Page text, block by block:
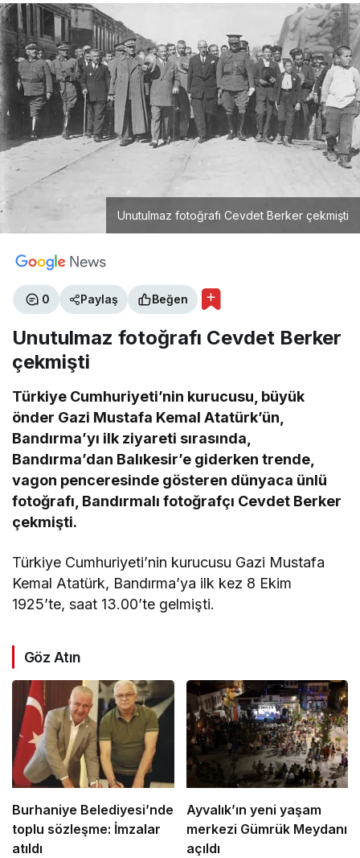
Unutulmaz fotoğrafı Cevdet Berker çekmişti
0 Paylaş Beğen
Unutulmaz fotoğrafı Cevdet Berker
çekmişti
Türkiye Cumhuriyeti’nin kurucusu, büyük
önder Gazi Mustafa Kemal Atatürk’ün,
Bandırma’yı ilk ziyareti sırasında,
Bandırma’dan Balıkesir’e giderken trende,
vagon penceresinde gösteren dünyaca ünlü
fotoğrafı, Bandırmalı fotoğrafçı Cevdet Berker
çekmişti.
Türkiye Cumhuriyeti’nin kurucusu Gazi Mustafa
Kemal Atatürk, Bandırma’ya ilk kez 8 Ekim
1925’te, saat 13.00’te gelmişti.
Göz Atın
Burhaniye Belediyesi’nde
toplu sözleşme: İmzalar
atıldı
Ayvalık’ın yeni yaşam
merkezi Gümrük Meydanı
açıldı